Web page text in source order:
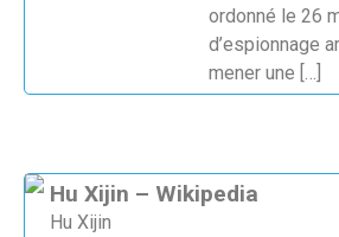
ordonné le 26
d’espionnage
mener une
Hu Xijin – Wikipedia
Hu Xijin